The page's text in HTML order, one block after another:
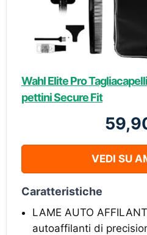
Wahl Elite Pro
pettini Secure Fit
VEDI SU
Caratteristiche
LAME AUTO
autoaffilanti di